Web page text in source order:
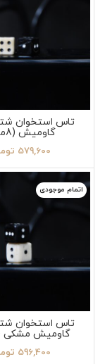
تاس استخوان
گاومیش (8میل)
579,600
اتمام موجودی
تاس استخوان
گاومیش مشکی
596,400